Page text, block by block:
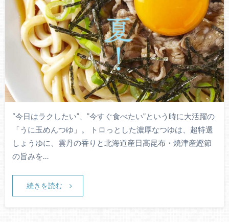
“今日はラクしたい”、”今すぐ食べたい”という時に大活躍の
「うに玉めんつゆ」。 トロっとした濃厚なつゆは、超特選
しょうゆに、雲丹の香りと北海道産日高昆布・焼津産鰹節
の旨みを…
続きを読む